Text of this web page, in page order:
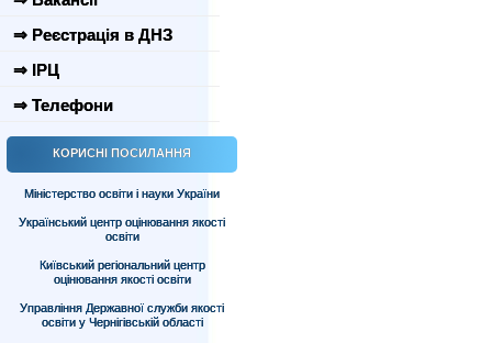
⇒ Реєстрація в ДНЗ
⇒ ІРЦ
⇒ Телефони
КОРИСНІ ПОСИЛАННЯ
Міністерство освіти і науки України
Український центр оцінювання якості
освіти
Київський регіональний центр
оцінювання якості освіти
Управління Державної служби якості
освіти у Чернігівській області